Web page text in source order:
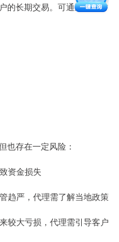
的长期交易。可通过以下方
也存在一定风险：
资金损失
趋严，代理需了解当地政策
较大亏损，代理需引导客户